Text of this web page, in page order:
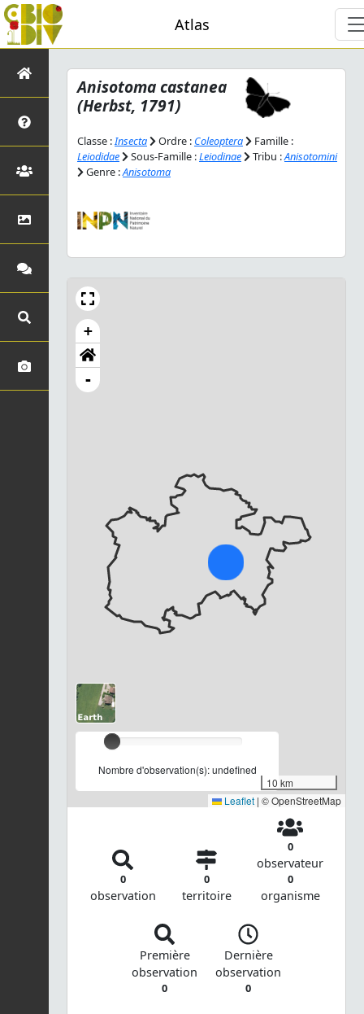
Atlas
Anisotoma castanea
(Herbst, 1791)
Classe :Insecta Ordre : Coleoptera
Famille :
Leiodidae
Sous-Famille :Leiodinae Tribu :Anisotomini
Genre :Anisotoma
Chargement...
+
-
Nombre d'observation(s): undefined
10 km
Leaflet | © OpenStreetMap
0
observation
0
territoire
0
observateur
0
organisme
Première
observation
0
Dernière
observation
0